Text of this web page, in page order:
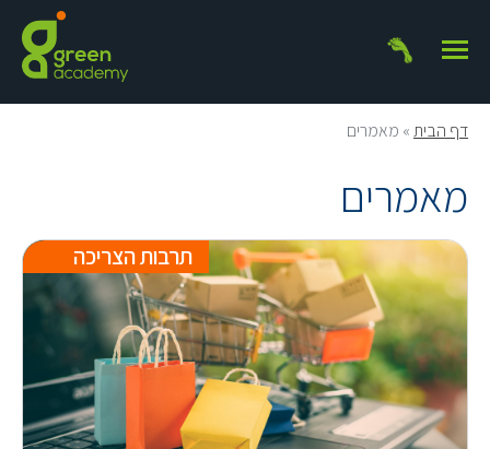
דף הבית» מאמרים
מאמרים
תרבות הצריכה